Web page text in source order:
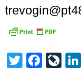
Twitter